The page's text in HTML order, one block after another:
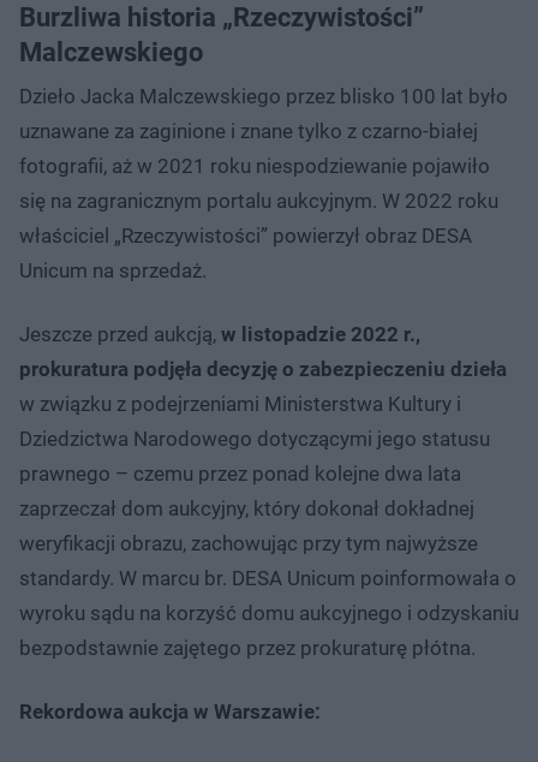
Burzliwa historia „Rzeczywistości”
Malczewskiego
Dzieło Jacka Malczewskiego przez blisko 100 lat było
uznawane za zaginione i znane tylko z czarno-białej
fotografii, aż w 2021 roku niespodziewanie pojawiło
się na zagranicznym portalu aukcyjnym. W 2022 roku
właściciel „Rzeczywistości” powierzył obraz DESA
Unicum na sprzedaż.
Jeszcze przed aukcją, w listopadzie 2022 r.,
prokuratura podjęła decyzję o zabezpieczeniu dzieła
w związku z podejrzeniami Ministerstwa Kultury i
Dziedzictwa Narodowego dotyczącymi jego statusu
prawnego – czemu przez ponad kolejne dwa lata
zaprzeczał dom aukcyjny, który dokonał dokładnej
weryfikacji obrazu, zachowując przy tym najwyższe
standardy. W marcu br. DESA Unicum poinformowała o
wyroku sądu na korzyść domu aukcyjnego i odzyskaniu
bezpodstawnie zajętego przez prokuraturę płótna.
Rekordowa aukcja w Warszawie: